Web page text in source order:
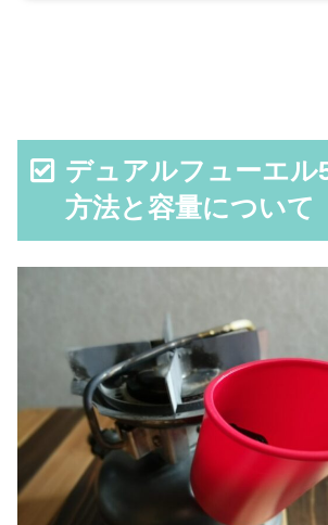
デュアルフューエル
方法と容量について